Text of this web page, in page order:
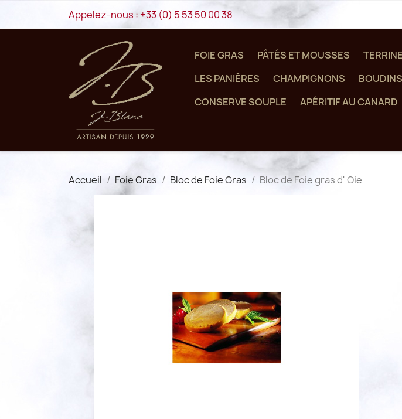
Appelez-nous : +33 (0) 5 53 50 00 38
FOIE GRAS PÂTÉS ET MOUSSES
LES PANIÈRES
CHAMPIGNONS BOUDINS
CONSERVE SOUPLE
APÉRITIF AU CANARD
Accueil Foie Gras Bloc de Foie Gras Bloc de Foie gras d' Oie